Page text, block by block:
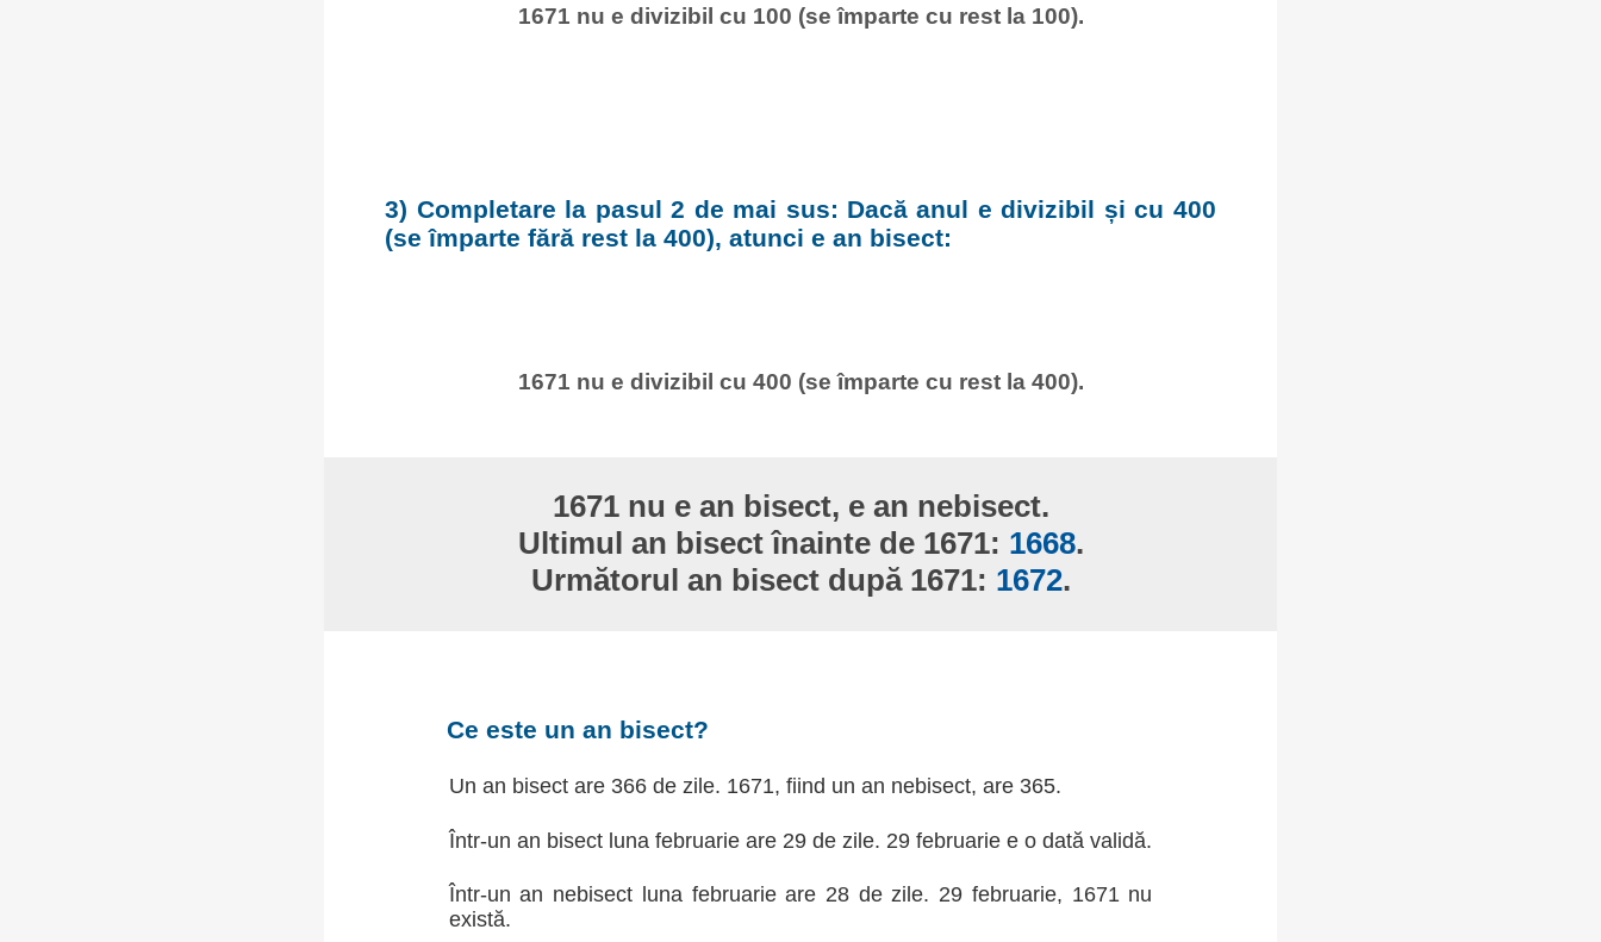
1671 nu e divizibil cu 100 (se împarte cu rest la 100).
3) Completare la pasul 2 de mai sus: Dacă anul e divizibil și cu 400
(se împarte fără rest la 400), atunci e an bisect:
1671 nu e divizibil cu 400 (se împarte cu rest la 400).
1671 nu e an bisect, e an nebisect.
Ultimul an bisect înainte de 1671: 1668.
Următorul an bisect după 1671: 1672.
Ce este un an bisect?
Un an bisect are 366 de zile. 1671, fiind un an nebisect, are 365.
Într-un an bisect luna februarie are 29 de zile. 29 februarie e o dată validă.
Într-un an nebisect luna februarie are 28 de zile. 29 februarie, 1671 nu
există.